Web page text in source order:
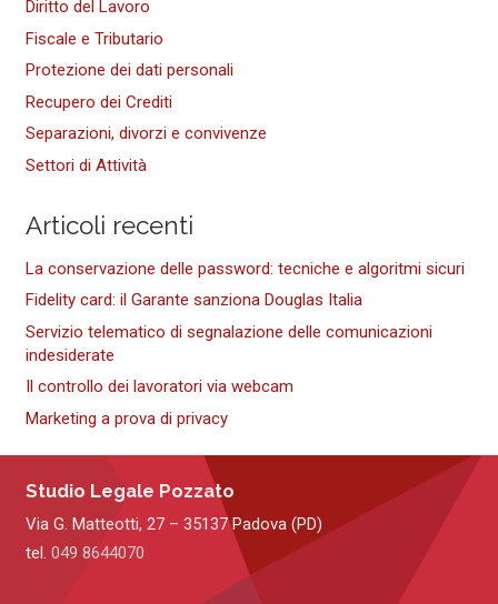
Diritto del Lavoro
Fiscale e Tributario
Protezione dei dati personali
Recupero dei Crediti
Separazioni, divorzi e convivenze
Settori di Attività
Articoli recenti
La conservazione delle password: tecniche e algoritmi sicuri
Fidelity card: il Garante sanziona Douglas Italia
Servizio telematico di segnalazione delle comunicazioni
indesiderate
Il controllo dei lavoratori via webcam
Marketing a prova di privacy
Studio Legale Pozzato
Via G. Matteotti, 27 – 35137 Padova (PD)
tel. 049 8644070